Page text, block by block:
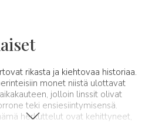
rikasta ja kiehtovaa historiaa.
monet niistä ulottavat
jolloin linssit olivat
teki ensiesiintymisensä.
herkuttelut ovat kehittyneet,